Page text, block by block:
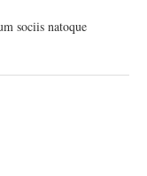
sociis natoque